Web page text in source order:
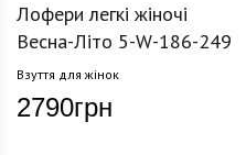
Лофери легкі жіночі
Весна-Літо 5-W-186-249
Взуття для жінок
2790грн